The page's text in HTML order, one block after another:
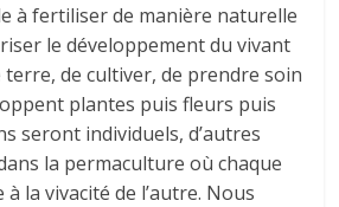
à fertiliser de manière naturelle
le développement du vivant
de cultiver, de prendre soin
plantes puis fleurs puis
seront individuels, d’autres
la permaculture où chaque
la vivacité de l’autre. Nous